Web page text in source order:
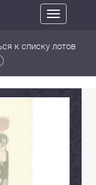
Toggle
navigation
к списку лотов